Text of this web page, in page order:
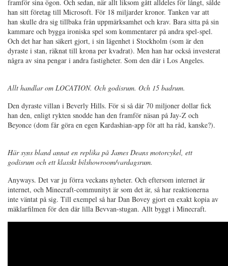
framför sina ögon. Och sedan, när allt liksom gått alldeles för långt, sålde
han sitt företag till Microsoft. För 18 miljarder kronor. Tanken var att
han skulle dra sig tillbaka från uppmärksamhet och krav. Bara sitta på sin
kammare och bygga ironiska spel som kommentarer på andra spel-spel.
Och det har han säkert gjort, i sin lägenhet i Stockholm (som är den
dyraste i stan, räknat till krona per kvadrat). Men han har också investerat
några av sina pengar i andra fastigheter. Som den där i Los Angeles.
Allt handlar om LOCATION. Och godisrum. Och 15 badrum.
Den dyraste villan i Beverly Hills. För si så där 70 miljoner dollar fick
han den, enligt rykten snodde han den framför näsan på Jay-Z och
Beyonce (dom får göra en egen Kardashian-app för att ha råd, kanske?).
Här syns bland annat en replika på James Deans motorcykel, ett
godisrum och ett klasskt bilshowroom/vardagsrum.
Anyways. Det var ju förra veckans nyheter. Och eftersom internet är
internet, och Minecraft-communityt är som det är, så har reaktionerna
inte väntat på sig. Till exempel så har Dan Bovey gjort en exakt kopia av
mäklarfilmen för den där lilla Bevvan-stugan. Allt byggt i Minecraft.